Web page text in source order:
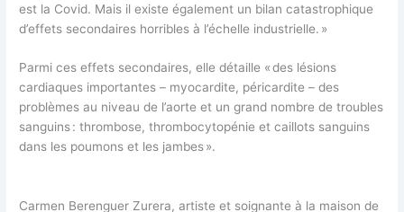
est la Covid. Mais il existe également un bilan catastrophique
d’effets secondaires horribles à l’échelle industrielle. »
Parmi ces effets secondaires, elle détaille « des lésions
cardiaques importantes – myocardite, péricardite – des
problèmes au niveau de l’aorte et un grand nombre de troubles
sanguins : thrombose, thrombocytopénie et caillots sanguins
dans les poumons et les jambes ».
Carmen Berenguer Zurera, artiste et soignante à la maison de